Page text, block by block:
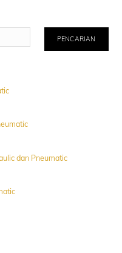
PENCARIAN
dan Pneumatic